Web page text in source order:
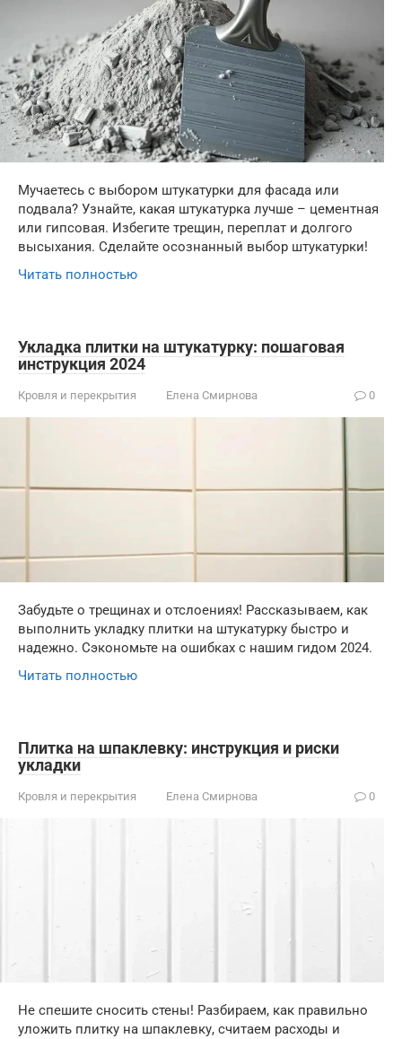
Мучаетесь с выбором штукатурки для фасада или
подвала? Узнайте, какая штукатурка лучше – цементная
или гипсовая. Избегите трещин, переплат и долгого
высыхания. Сделайте осознанный выбор штукатурки!
Читать полностью
Укладка плитки на штукатурку: пошаговая
инструкция 2024
Кровля и перекрытия Елена Смирнова 0
Забудьте о трещинах и отслоениях! Рассказываем, как
выполнить укладку плитки на штукатурку быстро и
надежно. Сэкономьте на ошибках с нашим гидом 2024.
Читать полностью
Плитка на шпаклевку: инструкция и риски
укладки
Кровля и перекрытия Елена Смирнова 0
Не спешите сносить стены! Разбираем, как правильно
уложить плитку на шпаклевку, считаем расходы и